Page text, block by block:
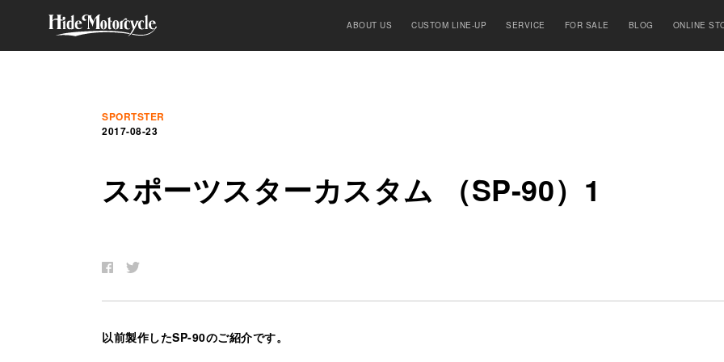
ABOUT US CUSTOM LINE-UP SERVICE FOR SALE BLOG ONLINE
SPORTSTER
2017-08-23
スポーツスターカスタム （SP-90）1
以前製作したSP-90のご紹介です。